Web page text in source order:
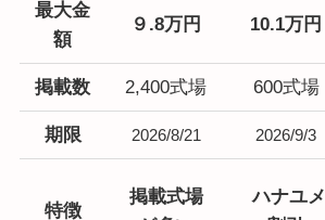
最大金
額
９.8万円 10.1万円
掲載数 2,400式場 600式場
期限 2026/8/21 2026/9/3
特徴
掲載式場
ハナユメ